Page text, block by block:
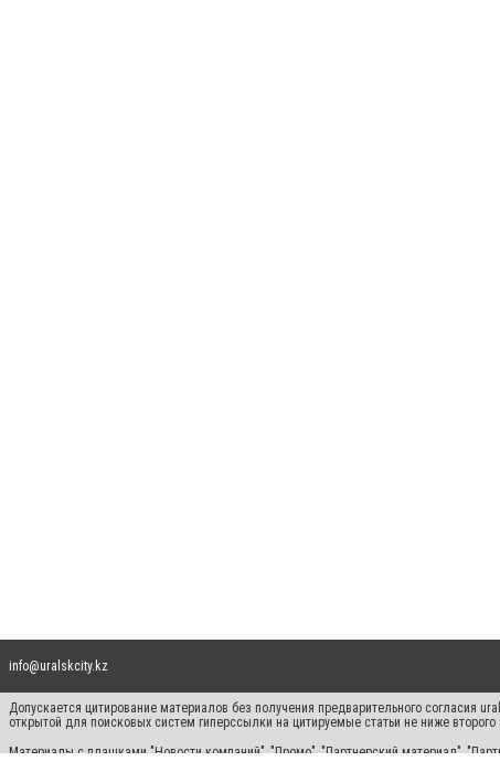
info@uralskcity.kz
Допускается цитирование материалов без получения предварительного согласия
открытой для поисковых систем гиперссылки на цитируемые статьи не ниже
Материалы с плашками "Новости компаний", "Промо", "Партнерский материал",